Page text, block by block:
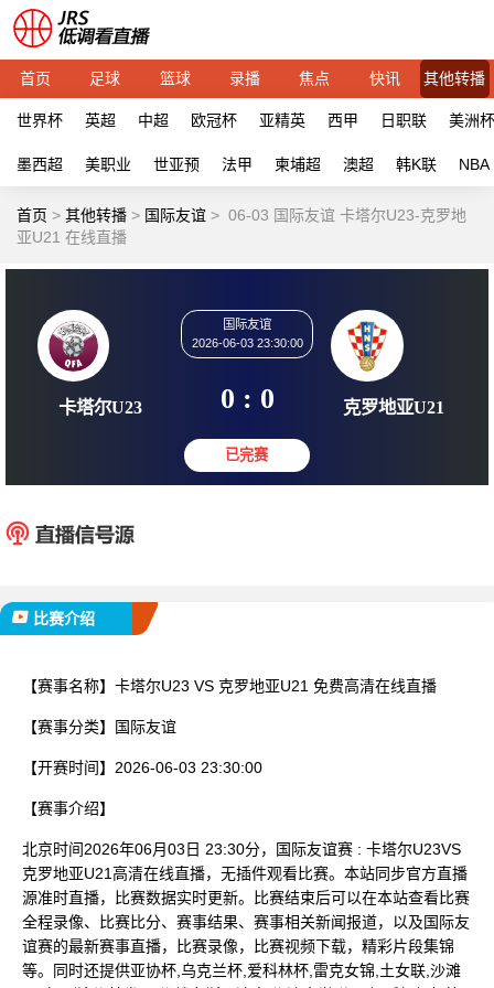
首页 足球 篮球 录播 焦点 快讯 其他转播
世界杯 英超 中超 欧冠杯 亚精英 西甲 日职联 美洲杯
墨西超 美职业 世亚预 法甲 柬埔超 澳超 韩K联 NBA
首页 > 其他转播 > 国际友谊 > 06-03 国际友谊 卡塔尔U23-克罗地
亚U21 在线直播
国际友谊
2026-06-03 23:30:00
0 : 0
比赛介绍
【赛事名称】 卡塔尔U23 VS 克罗地亚U21 免费高清在线直播
【赛事分类】 国际友谊
【开赛时间】 2026-06-03 23:30:00
【赛事介绍】
北京时间2026年06月03日 23:30分，国际友谊赛 : 卡塔尔U23VS
克罗地亚U21高清在线直播，无插件观看比赛。本站同步官方直播
源准时直播，比赛数据实时更新。比赛结束后可以在本站查看比赛
全程录像、比赛比分、赛事结果、赛事相关新闻报道，以及国际友
谊赛的最新赛事直播，比赛录像，比赛视频下载，精彩片段集锦
等。同时还提供亚协杯,乌克兰杯,爱科林杯,雷克女锦,土女联,沙滩